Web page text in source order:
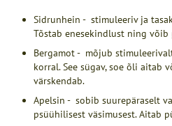
Sidrunhein - stimuleeriv ja
Tõstab enesekindlust ning
Bergamot - mõjub
korral. See sügav, soe õli aitab
värskendab.
Apelsin - sobib suurepäraselt
psüühilisest väsimusest. Aitab